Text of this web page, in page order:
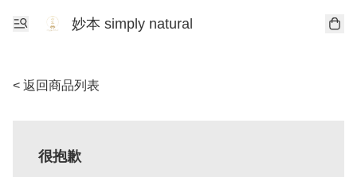
妙本 simply natural
< 返回商品列表
很抱歉